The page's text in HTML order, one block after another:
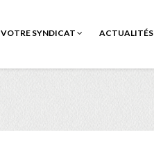
VOTRE SYNDICAT ACTUALITÉS